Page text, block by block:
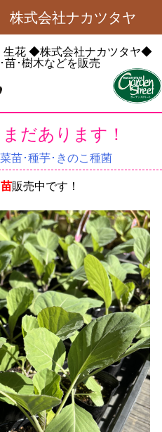
株式会社ナカツタヤ
生花◆株式会社ナカツタヤ◆
･樹木などを販売
だあります！
苗･種芋･きのこ種菌
販売中です！